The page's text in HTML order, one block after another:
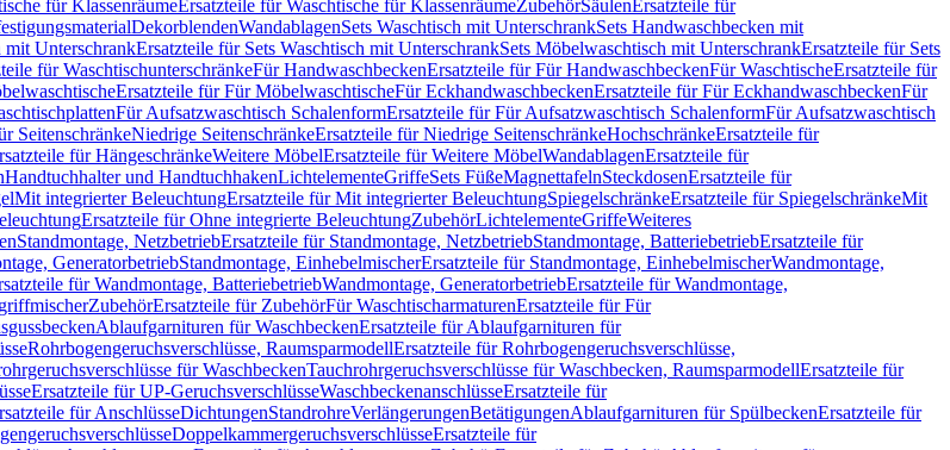
für KlassenräumeErsatzteile für Waschtische für KlassenräumeZubehörSäulenErsatzteile für
DekorblendenWandablagenSets Waschtisch mit UnterschrankSets Handwaschbecken mit
mit UnterschrankErsatzteile für Sets Waschtisch mit UnterschrankSets Möbelwaschtisch mit UnterschrankErsatzteile für Sets
für WaschtischunterschränkeFür HandwaschbeckenErsatzteile für Für HandwaschbeckenFür WaschtischeErsatzteile für
Ersatzteile für Für MöbelwaschtischeFür EckhandwaschbeckenErsatzteile für Für EckhandwaschbeckenFür
Für Aufsatzwaschtisch SchalenformErsatzteile für Für Aufsatzwaschtisch SchalenformFür Aufsatzwaschtisch
SeitenschränkeNiedrige SeitenschränkeErsatzteile für Niedrige SeitenschränkeHochschränkeErsatzteile für
für HängeschränkeWeitere MöbelErsatzteile für Weitere MöbelWandablagenErsatzteile für
Handtuchhalter und HandtuchhakenLichtelementeGriffeSets FüßeMagnettafelnSteckdosenErsatzteile für
Mit integrierter BeleuchtungErsatzteile für Mit integrierter BeleuchtungSpiegelschränkeErsatzteile für SpiegelschränkeMit
Ersatzteile für Ohne integrierte BeleuchtungZubehörLichtelementeGriffeWeiteres
Standmontage, NetzbetriebErsatzteile für Standmontage, NetzbetriebStandmontage, BatteriebetriebErsatzteile für
GeneratorbetriebStandmontage, EinhebelmischerErsatzteile für Standmontage, EinhebelmischerWandmontage,
für Wandmontage, BatteriebetriebWandmontage, GeneratorbetriebErsatzteile für Wandmontage,
ZubehörErsatzteile für ZubehörFür WaschtischarmaturenErsatzteile für Für
Ablaufgarnituren für WaschbeckenErsatzteile für Ablaufgarnituren für
Rohrbogengeruchsverschlüsse, RaumsparmodellErsatzteile für Rohrbogengeruchsverschlüsse,
für WaschbeckenTauchrohrgeruchsverschlüsse für Waschbecken, RaumsparmodellErsatzteile für
Ersatzteile für UP-GeruchsverschlüsseWaschbeckenanschlüsseErsatzteile für
für AnschlüsseDichtungenStandrohreVerlängerungenBetätigungenAblaufgarnituren für SpülbeckenErsatzteile für
DoppelkammergeruchsverschlüsseErsatzteile für